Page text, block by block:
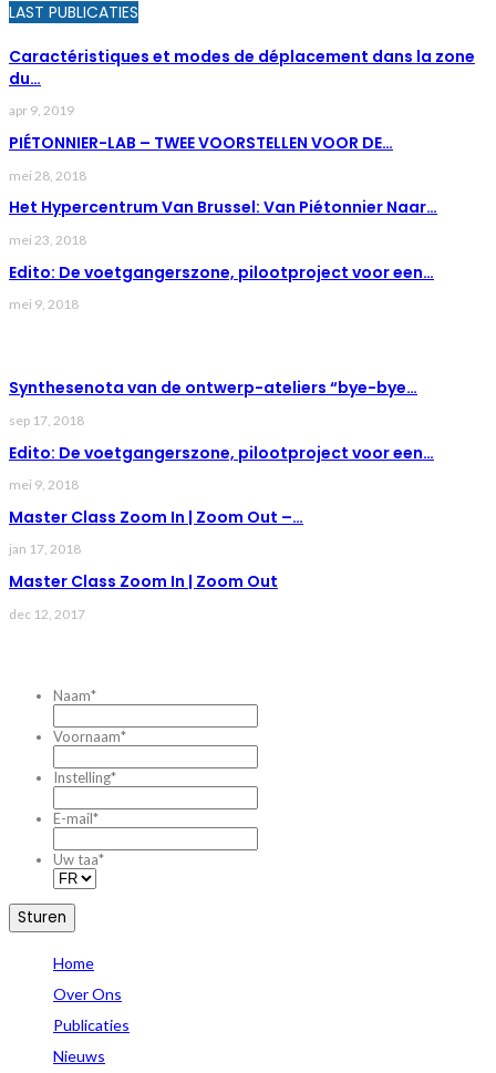
LAST PUBLICATIES
Caractéristiques et modes de déplacement dans la zone
du…
apr 9, 2019
PIÉTONNIER-LAB – TWEE VOORSTELLEN VOOR DE…
mei 28, 2018
Het Hypercentrum Van Brussel: Van Piétonnier Naar…
mei 23, 2018
Edito: De voetgangerszone, pilootproject voor een…
mei 9, 2018
Synthesenota van de ontwerp-ateliers “bye-bye…
sep 17, 2018
Edito: De voetgangerszone, pilootproject voor een…
mei 9, 2018
Master Class Zoom In | Zoom Out –…
jan 17, 2018
Master Class Zoom In | Zoom Out
dec 12, 2017
Naam*
Voornaam*
Instelling*
E-mail*
Uw taa*
Home
Over Ons
Publicaties
Nieuws